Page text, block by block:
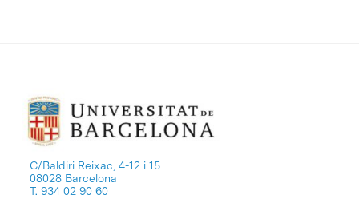
C/Baldiri Reixac, 4-12 i 15
08028 Barcelona
T. 934 02 90 60